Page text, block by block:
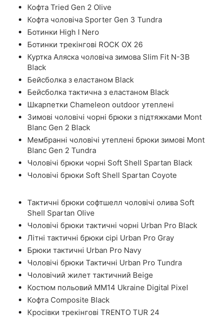
Кофта Tried Gen 2 Olive
Кофта чоловіча Sporter Gen 3 Tundra
Ботинки High I Nero
Ботинки трекінгові ROCK OX 26
Куртка Аляска чоловіча зимова Slim Fit N-3B
Black
Бейсболка з еластаном Black
Бейсболка тактична з еластаном Black
Шкарпетки Chameleon outdoor утеплені
Зимові чоловічі чорні брюки з підтяжками Mont
Blanc Gen 2 Black
Мембранні чоловічі утеплені брюки зимові Mont
Blanc Gen 2 Tundra
Чоловічі брюки чорні Soft Shell Spartan Black
Чоловічі брюки Soft Shell Spartan Coyote
Тактичні брюки софтшелл чоловічі олива Soft
Shell Spartan Olive
Чоловічі брюки тактичні чорні Urban Pro Black
Літні тактичні брюки сірі Urban Pro Gray
Брюки тактичні Urban Pro Navy
Чоловічі брюки Тактичні Urban Pro Tundra
Чоловічий жилет тактичний Beige
Костюм польовий ММ14 Ukraine Digital Pixel
Кофта Composite Black
Кросівки трекінгові TRENTO TUR 24